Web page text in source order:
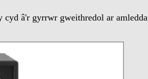
â'r gyrrwr gweithredol ar